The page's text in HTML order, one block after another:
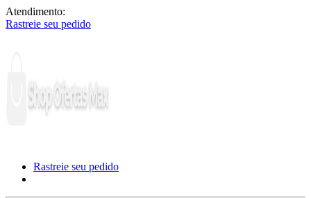
Atendimento:
Rastreie seu pedido
Rastreie seu pedido